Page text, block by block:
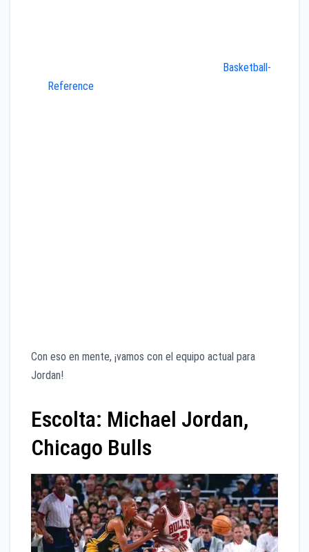
Basketball-
Reference
Con eso en mente, ¡vamos con el equipo actual para
Jordan!
Escolta: Michael Jordan,
Chicago Bulls